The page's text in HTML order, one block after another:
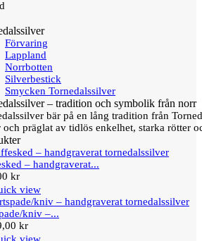
Förvaring
Lappland
Norrbotten
Silverbestick
Smycken Tornedalssilver
– tradition och symbolik från norr
bär på en lång tradition från
och präglat av tidlös enkelhet, starka rötter
– handgraverat...
kr
view
kniv –...
kr